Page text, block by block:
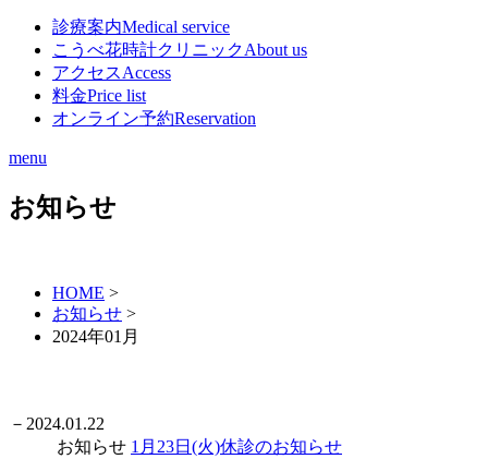
診療案内Medical service
こうべ花時計クリニックAbout us
アクセスAccess
料金Price list
オンライン予約Reservation
menu
お知らせ
HOME >
お知らせ >
2024年01月
－ 2024.01.22
お知らせ 1月23日(火)休診のお知らせ